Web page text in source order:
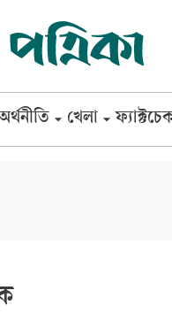
খেলা